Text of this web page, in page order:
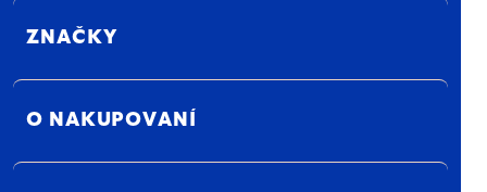
ZNAČKY
O NAKUPOVANÍ